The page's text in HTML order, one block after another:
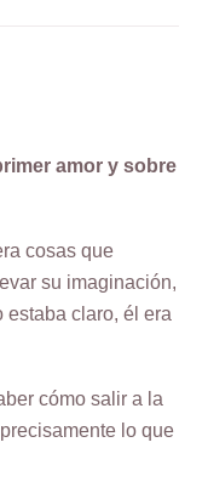
amor y sobre
cosas que
su imaginación,
estaba claro, él era
cómo salir a la
lo que